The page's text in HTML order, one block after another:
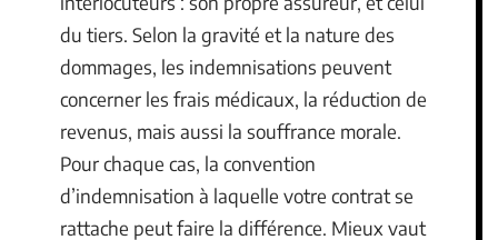
du tiers. Selon la gravité et la nature des
dommages, les indemnisations peuvent
concerner les frais médicaux, la réduction de
revenus, mais aussi la souffrance morale.
Pour chaque cas, la convention
d’indemnisation à laquelle votre contrat se
rattache peut faire la différence. Mieux vaut